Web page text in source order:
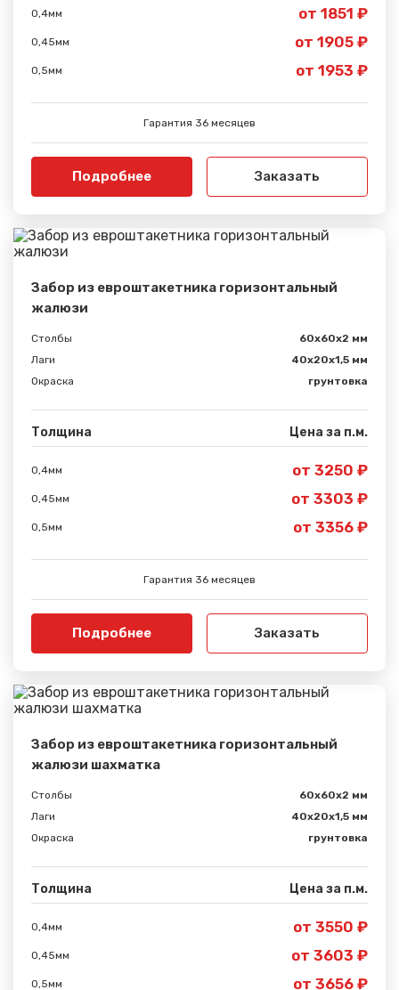
0,4мм от 1851 ₽
0,45мм от 1905 ₽
0,5мм от 1953 ₽
Гарантия 36 месяцев
Подробнее Заказать
Забор из евроштакетника горизонтальный
жалюзи
Столбы
60х60х2 мм
Лаги
40х20х1,5 мм
Окраска
грунтовка
Толщина Цена за п.м.
0,4мм от 3250 ₽
0,45мм от 3303 ₽
0,5мм от 3356 ₽
Гарантия 36 месяцев
Подробнее Заказать
Забор из евроштакетника горизонтальный
жалюзи шахматка
Столбы
60х60х2 мм
Лаги
40х20х1,5 мм
Окраска
грунтовка
Толщина Цена за п.м.
0,4мм от 3550 ₽
0,45мм от 3603 ₽
0,5мм от 3656 ₽